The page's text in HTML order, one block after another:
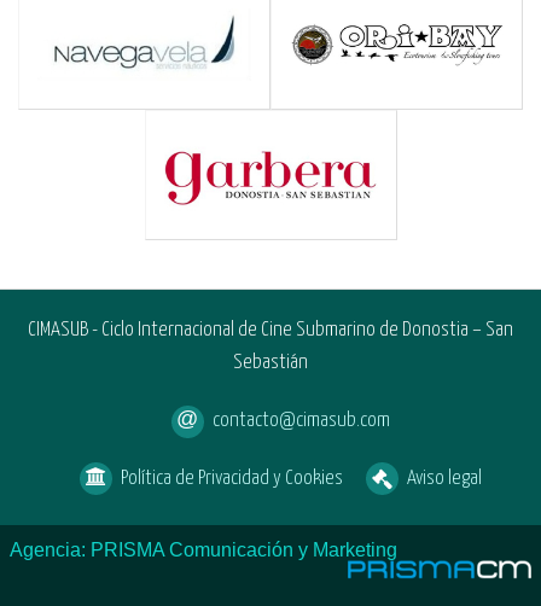
CIMASUB - Ciclo Internacional de Cine Submarino de Donostia – San
Sebastián
contacto@cimasub.com
Política de Privacidad y Cookies Aviso legal
Agencia: PRISMA Comunicación y Marketing